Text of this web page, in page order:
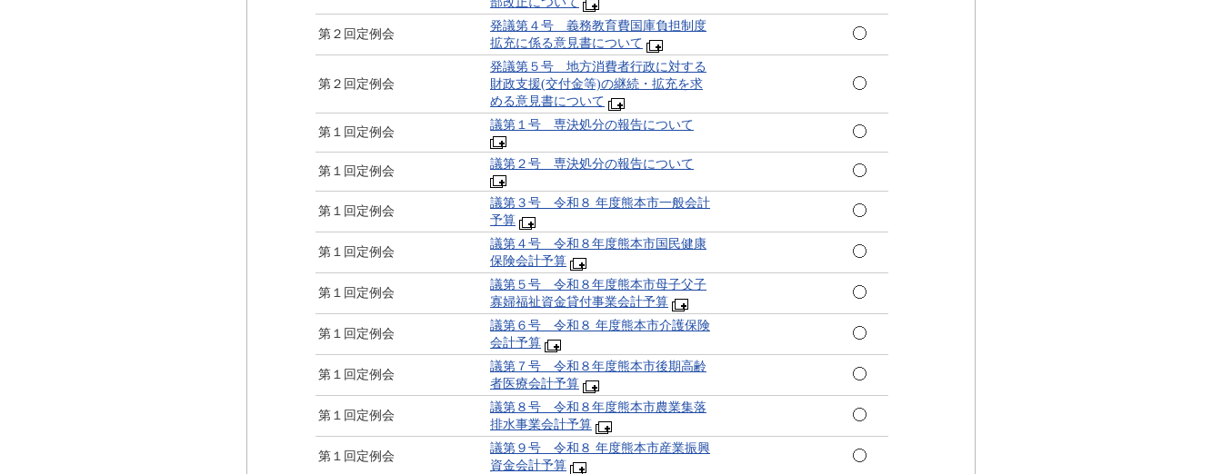
第２回定例会
発議第４号 義務教育費国庫負担制度
拡充に係る意見書について
第２回定例会
発議第５号 地方消費者行政に対する
財政支援(交付金等)の継続・拡充を求
める意見書について
第１回定例会
議第１号 専決処分の報告について
第１回定例会
議第２号 専決処分の報告について
第１回定例会
議第３号 令和８ 年度熊本市一般会計
予算
第１回定例会
議第４号 令和８年度熊本市国民健康
保険会計予算
第１回定例会
議第５号 令和８年度熊本市母子父子
寡婦福祉資金貸付事業会計予算
第１回定例会
議第６号 令和８ 年度熊本市介護保険
会計予算
第１回定例会
議第７号 令和８年度熊本市後期高齢
者医療会計予算
第１回定例会
議第８号 令和８年度熊本市農業集落
排水事業会計予算
第１回定例会
議第９号 令和８ 年度熊本市産業振興
資金会計予算